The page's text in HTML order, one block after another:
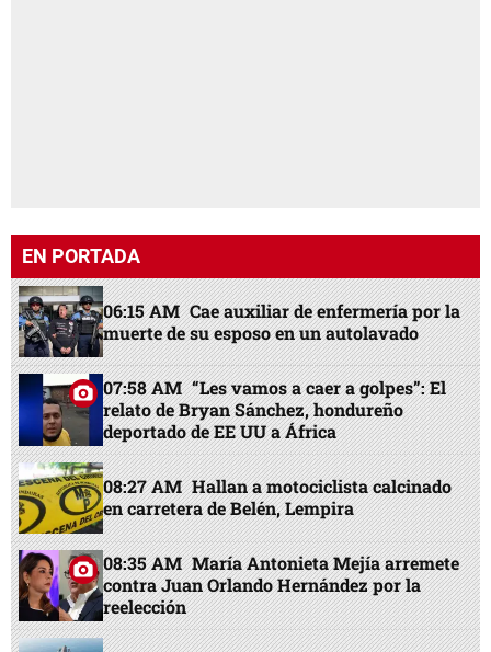
EN PORTADA
06:15 AM Cae auxiliar de enfermería por la
muerte de su esposo en un autolavado
07:58 AM “Les vamos a caer a golpes”: El
relato de Bryan Sánchez, hondureño
deportado de EE UU a África
08:27 AM Hallan a motociclista calcinado
en carretera de Belén, Lempira
08:35 AM María Antonieta Mejía arremete
contra Juan Orlando Hernández por la
reelección